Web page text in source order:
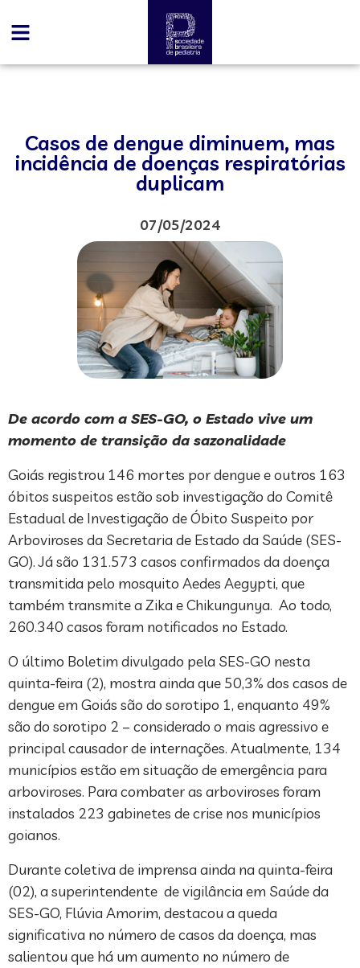
Casos de dengue diminuem, mas
incidência de doenças respiratórias
duplicam
07/05/2024
De acordo com a SES-GO, o Estado vive um
momento de transição da sazonalidade
Goiás registrou 146 mortes por dengue e outros 163
óbitos suspeitos estão sob investigação do Comitê
Estadual de Investigação de Óbito Suspeito por
Arboviroses da Secretaria de Estado da Saúde (SES-
GO). Já são 131.573 casos confirmados da doença
transmitida pelo mosquito Aedes Aegypti, que
também transmite a Zika e Chikungunya. Ao todo,
260.340 casos foram notificados no Estado.
O último Boletim divulgado pela SES-GO nesta
quinta-feira (2), mostra ainda que 50,3% dos casos de
dengue em Goiás são do sorotipo 1, enquanto 49%
são do sorotipo 2 – considerado o mais agressivo e
principal causador de internações. Atualmente, 134
municípios estão em situação de emergência para
arboviroses. Para combater as arboviroses foram
instalados 223 gabinetes de crise nos municípios
goianos.
Durante coletiva de imprensa ainda na quinta-feira
(02), a superintendente de vigilância em Saúde da
SES-GO, Flúvia Amorim, destacou a queda
significativa no número de casos da doença, mas
salientou que há um aumento no número de